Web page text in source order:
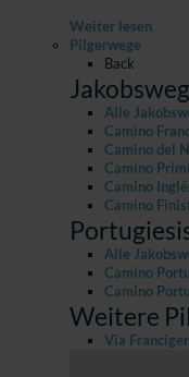
Weiter lesen
Pilgerwege
Back
Alle
Camino
Camino del
Camino
Camino
Camino
Alle
Camino
Camino
Weitere
Via